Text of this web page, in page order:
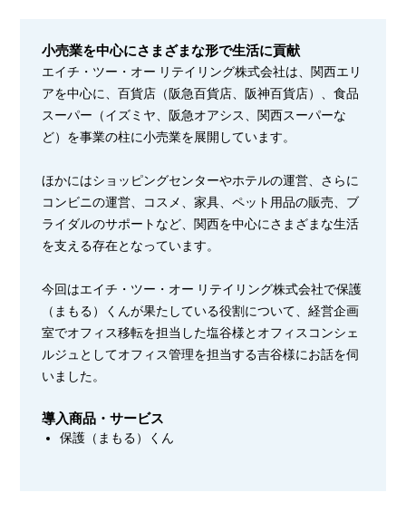
小売業を中心にさまざまな形で生活に貢献
エイチ・ツー・オー リテイリング株式会社は、関西エリ
アを中心に、百貨店（阪急百貨店、阪神百貨店）、食品
スーパー（イズミヤ、阪急オアシス、関西スーパーな
ど）を事業の柱に小売業を展開しています。
ほかにはショッピングセンターやホテルの運営、さらに
コンビニの運営、コスメ、家具、ペット用品の販売、ブ
ライダルのサポートなど、関西を中心にさまざまな生活
を支える存在となっています。
今回はエイチ・ツー・オー リテイリング株式会社で保護
（まもる）くんが果たしている役割について、経営企画
室でオフィス移転を担当した塩谷様とオフィスコンシェ
ルジュとしてオフィス管理を担当する吉谷様にお話を伺
いました。
導入商品・サービス
保護（まもる）くん